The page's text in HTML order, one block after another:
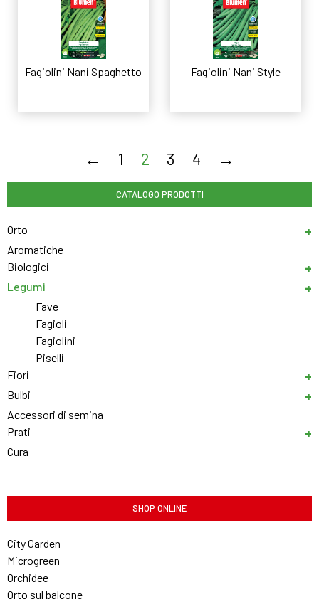
CATALOGO PRODOTTI
Orto
Aromatiche
Biologici
Legumi
Fave
Fagioli
Fagiolini
Piselli
Fiori
Bulbi
Accessori di semina
Prati
Cura
SHOP ONLINE
City Garden
Microgreen
Orchidee
Orto sul balcone
Fagiolini Nani Spaghetto Fagiolini Nani Style
← 1 2 3 4 →